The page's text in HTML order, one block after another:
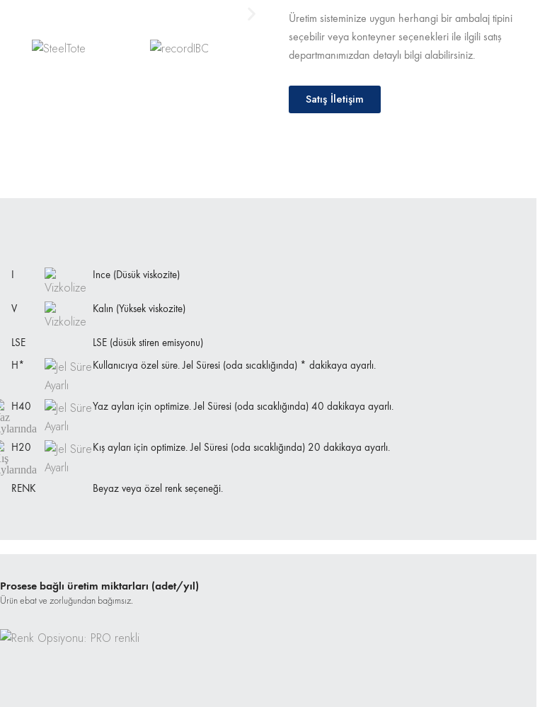
Üretim sisteminize uygun herhangi bir ambalaj tipini
seçebilir veya konteyner seçenekleri ile ilgili satış
departmanımızdan detaylı bilgi alabilirsiniz.
Satış İletişim
I Ince (Düsük viskozite)
V Kalın (Yüksek viskozite)
LSE
LSE (düsük stiren emisyonu)
H*
Kullanıcıya özel süre. Jel Süresi (oda sıcaklığında) * dakikaya ayarlı.
H40 Yaz ayları için optimize. Jel Süresi (oda sıcaklığında) 40 dakikaya ayarlı.
H20 Kış ayları için optimize. Jel Süresi (oda sıcaklığında) 20 dakikaya ayarlı.
RENK Beyaz veya özel renk seçeneği.
Prosese bağlı üretim miktarları (adet/yıl)
Ürün ebat ve zorluğundan bağımsız.